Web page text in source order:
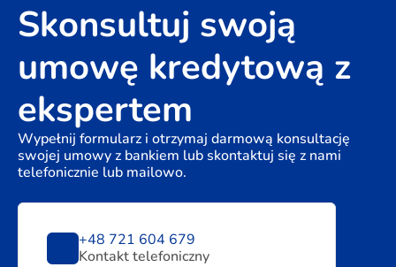
Skonsultuj swoją
umowę kredytową z
ekspertem
Wypełnij formularz i otrzymaj darmową konsultację
swojej umowy z bankiem lub skontaktuj się z nami
telefonicznie lub mailowo.
+48 721 604 679
Kontakt telefoniczny